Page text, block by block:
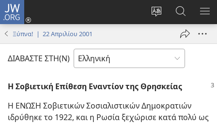
JW.ORG
Αλλαγή
γλώσσας
ιστότοπου
Σύνδεση
(ανοίγει
παράθυρο)
στο
JW.ORG
Ξύπνα! | 22 Απριλίου 2001
ΔΙΑΒΑΣΤΕ ΣΤΗ(Ν)
Η Σοβιετική Επίθεση Εναντίον της Θρησκείας
Η ΕΝΩΣΗ Σοβιετικών Σοσιαλιστικών Δημοκρατιών
ιδρύθηκε το 1922, και η Ρωσία ξεχώρισε κατά πολύ ως